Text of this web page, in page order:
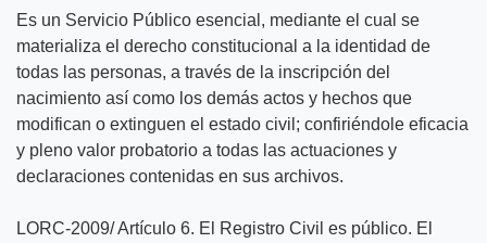
Es un Servicio Público esencial, mediante el cual se
materializa el derecho constitucional a la identidad de
todas las personas, a través de la inscripción del
nacimiento así como los demás actos y hechos que
modifican o extinguen el estado civil; confiriéndole eficacia
y pleno valor probatorio a todas las actuaciones y
declaraciones contenidas en sus archivos.
LORC-2009/ Artículo 6. El Registro Civil es público. El